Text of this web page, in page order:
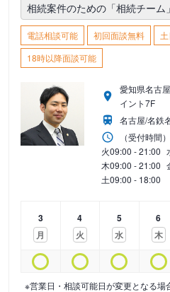
相続案件のための「相続チーム
電話相談可能 初回面談無料
18時以降面談可能
愛知県名古
イント7F
名古屋/名鉄
（受付時間）
火09:00 - 21:00
木09:00 - 21:00
土09:00 - 18:00
3
月
4
火
5
水
6
木
※営業日・相談可能日が変更となる